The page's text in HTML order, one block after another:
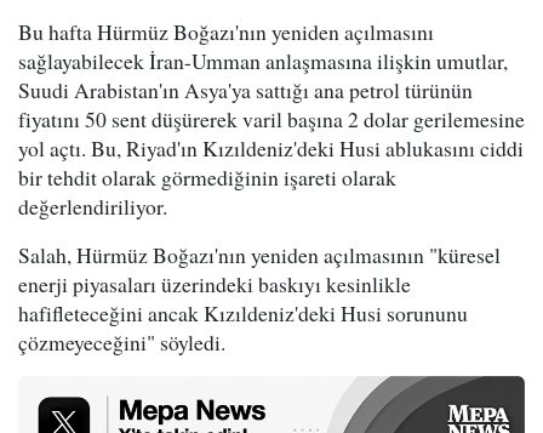
Bu hafta Hürmüz Boğazı'nın yeniden açılmasını
sağlayabilecek İran-Umman anlaşmasına ilişkin umutlar,
Suudi Arabistan'ın Asya'ya sattığı ana petrol türünün
fiyatını 50 sent düşürerek varil başına 2 dolar gerilemesine
yol açtı. Bu, Riyad'ın Kızıldeniz'deki Husi ablukasını ciddi
bir tehdit olarak görmediğinin işareti olarak
değerlendiriliyor.
Salah, Hürmüz Boğazı'nın yeniden açılmasının "küresel
enerji piyasaları üzerindeki baskıyı kesinlikle
hafifleteceğini ancak Kızıldeniz'deki Husi sorununu
çözmeyeceğini" söyledi.